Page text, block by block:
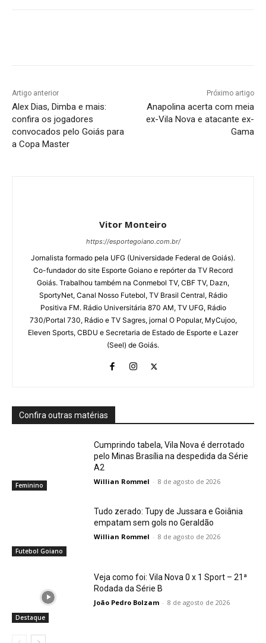
Artigo anterior
Alex Dias, Dimba e mais:
confira os jogadores
convocados pelo Goiás para
a Copa Master
Próximo artigo
Anapolina acerta com meia
ex-Vila Nova e atacante ex-
Gama
Vitor Monteiro
https://esportegoiano.com.br/
Jornalista formado pela UFG (Universidade Federal de Goiás).
Co-fundador do site Esporte Goiano e repórter da TV Record
Goiás. Trabalhou também na Conmebol TV, CBF TV, Dazn,
SportyNet, Canal Nosso Futebol, TV Brasil Central, Rádio
Positiva FM. Rádio Universitária 870 AM, TV UFG, Rádio
730/Portal 730, Rádio e TV Sagres, jornal O Popular, MyCujoo,
Eleven Sports, CBDU e Secretaria de Estado de Esporte e Lazer
(Seel) de Goiás.
Confira outras matérias
Feminino
Cumprindo tabela, Vila Nova é derrotado
pelo Minas Brasília na despedida da Série
A2
Willian Rommel - 8 de agosto de 2026
Futebol Goiano
Tudo zerado: Tupy de Jussara e Goiânia
empatam sem gols no Geraldão
Willian Rommel - 8 de agosto de 2026
Destaque
Veja como foi: Vila Nova 0 x 1 Sport – 21ª
Rodada da Série B
João Pedro Bolzam - 8 de agosto de 2026